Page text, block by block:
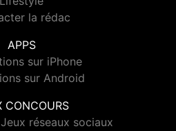
la rédac
APPS
sur iPhone
sur Android
CONCOURS
réseaux sociaux